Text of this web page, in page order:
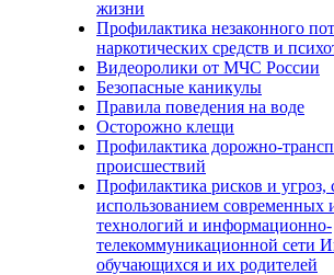
жизни
Профилактика незаконного
наркотических средств и
Видеоролики от МЧС России
Безопасные каникулы
Правила поведения на воде
Осторожно клещи
Профилактика дорожно-
происшествий
Профилактика рисков и угроз,
использованием
технологий и информационно-
телекоммуникационной сети
обучающихся и их родителей